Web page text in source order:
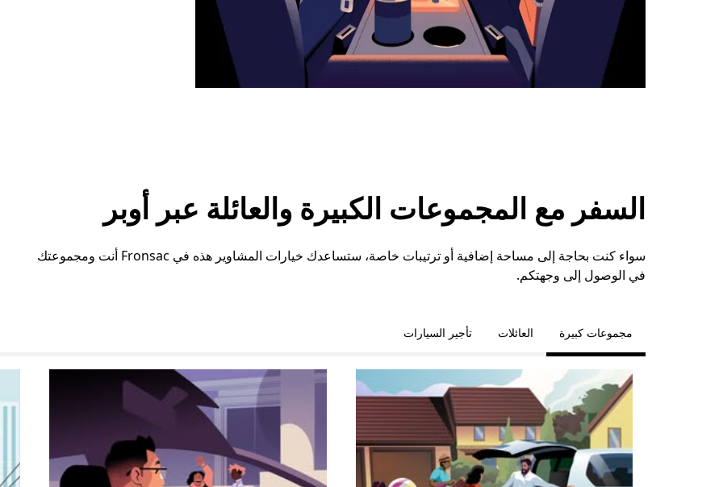
السفر مع المجموعات الكبيرة والعائلة عبر أوبر
سواء كنت بحاجة إلى مساحة إضافية أو ترتيبات خاصة، ستساعدك خيارات المشاوير هذه في Fronsac أنت ومجموعتك
في الوصول إلى وجهتكم.
مجموعات كبيرة العائلات تأجير السيارات